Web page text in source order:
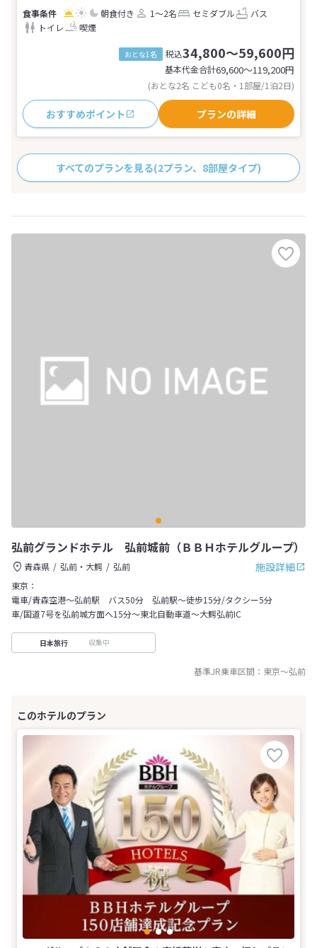
朝食付き 1～2名 セミダブル
バス
トイレ
喫煙
おとな1名 税込34,800～59,600円
基本代金合計69,600〜119,200円
(おとな2名 こども0名・1部屋/1泊2日)
おすすめポイント プランの詳細
すべてのプランを見る(2プラン、8部屋タイプ)
弘前グランドホテル 弘前城前（ＢＢＨホテルグループ）
施設詳細
青森県 弘前・大鰐
弘前
東京：
電車/青森空港〜弘前駅 バス50分 弘前駅〜徒歩15分/タクシー5分
車/国道7号を弘前城方面へ15分～東北自動車道〜大鰐弘前IC
日本旅行 収集中
基準JR乗車区間： 東京～弘前